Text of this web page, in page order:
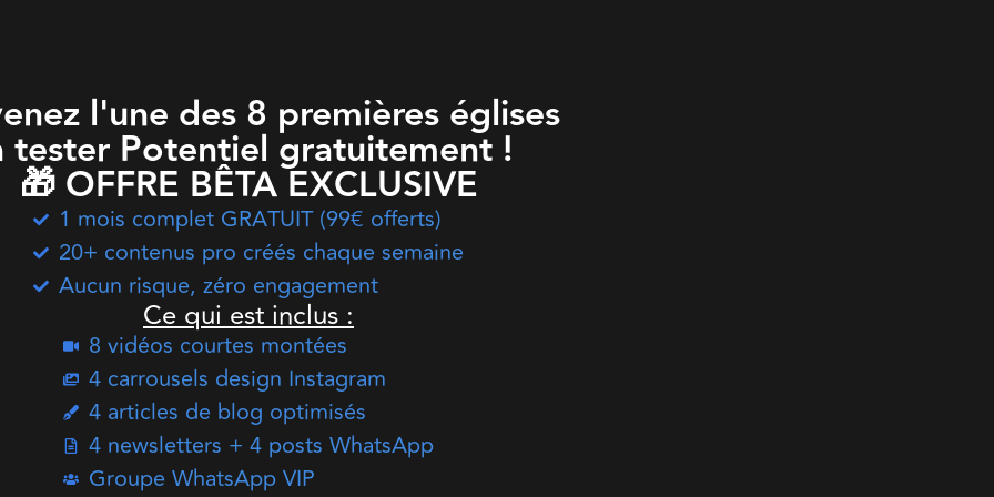
l'une des 8 premières églises
tester Potentiel gratuitement !
🎁 OFFRE BÊTA EXCLUSIVE
1 mois complet GRATUIT (99€ offerts)
20+ contenus pro créés chaque semaine
Aucun risque, zéro engagement
Ce qui est inclus :
8 vidéos courtes montées
4 carrousels design Instagram
4 articles de blog optimisés
4 newsletters + 4 posts WhatsApp
Groupe WhatsApp VIP